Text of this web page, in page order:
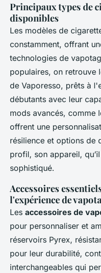
Principaux types de
disponibles
Les modèles de
constamment, offrant
technologies de
populaires, on retrouve
de Vaporesso, prêts à
débutants avec leur
mods avancés, comme
offrent une
résilience et options de
profil, son appareil,
sophistiqué.
Accessoires
l'expérience de
Les accessoires de
pour personnaliser et
réservoirs Pyrex,
pour leur durabilité,
interchangeables qui